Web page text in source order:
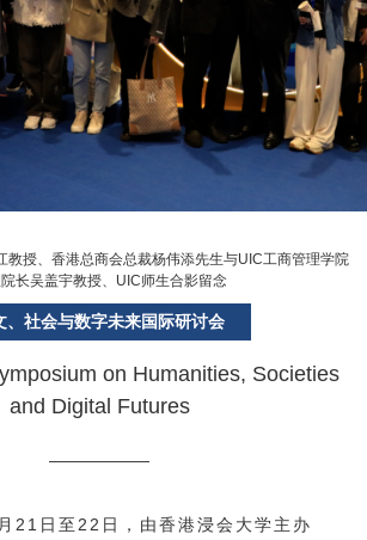
教授、香港总商会总裁杨伟添先生与UIC工商管理学院
长吴盖宇教授、UIC师生合影留念
、社会与数字未来国际研讨会
on Humanities, Societies
and Digital Futures
——————
21日至22日，由香港浸会大学主办